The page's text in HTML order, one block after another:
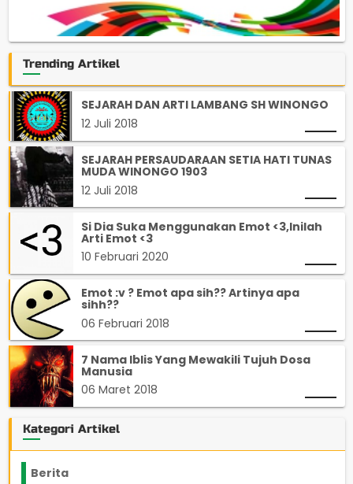
Trending Artikel
SEJARAH DAN ARTI LAMBANG SH WINONGO
12 Juli 2018
SEJARAH PERSAUDARAAN SETIA HATI TUNAS
MUDA WINONGO 1903
12 Juli 2018
Si Dia Suka Menggunakan Emot <3,Inilah
Arti Emot <3
10 Februari 2020
Emot :v ? Emot apa sih?? Artinya apa
sihh??
06 Februari 2018
7 Nama Iblis Yang Mewakili Tujuh Dosa
Manusia
06 Maret 2018
Kategori Artikel
Berita